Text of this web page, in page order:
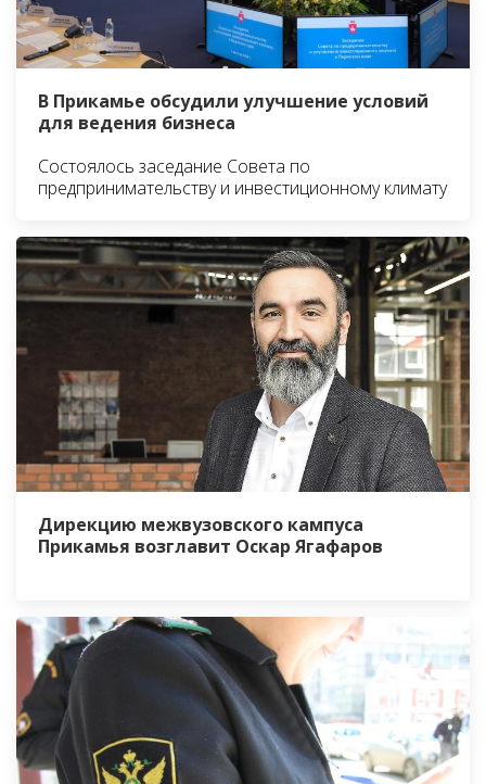
В Прикамье обсудили улучшение условий
для ведения бизнеса
Состоялось заседание Совета по
предпринимательству и инвестиционному климату
Дирекцию межвузовского кампуса
Прикамья возглавит Оскар Ягафаров